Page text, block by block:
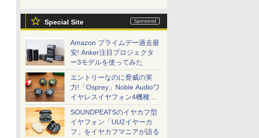
Special Site
Amazon プライムデー過去最
安! Anker注目プロジェクタ
ー3モデルを使ってみた
エントリーなのに脅威の実
力!「Osprey」Noble Audioワ
イヤレスイヤフォン4機種を
一気に聴く
SOUNDPEATSのイヤカフ型
イヤフォン「UU2イヤーカ
フ」をイヤカフマニアが語る